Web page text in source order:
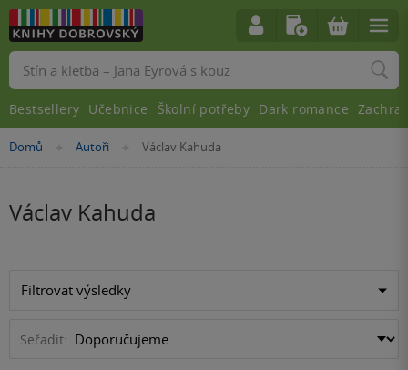
Nacházíte
Domů »Autoři »
Václav Kahuda
Václav Kahuda
Filtrovat výsledky
Seřadit:
Vyhledávání
Bestsellery Učebnice Školní potřeby Dark romance